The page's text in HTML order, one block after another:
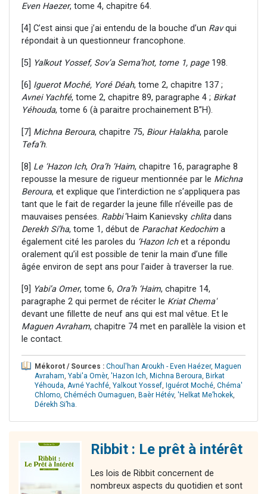
Even Haezer, tome 4, chapitre 64.
[4] C’est ainsi que j’ai entendu de la bouche d’un Ravqui
répondait à un questionneur francophone.
[5] Yalkout Yossef, Sov’a Sema’hot, tome 1, page198.
[6] Iguerot Moché, Yoré Déah, tome 2, chapitre 137 ;
Avnei Yachfé, tome 2, chapitre 89, paragraphe 4 ; Birkat
Yéhouda, tome 6 (à paraitre prochainement B’’H).
[7] Michna Beroura, chapitre 75, Biour Halakha, parole
Tefa’h.
[8] Le ‘Hazon Ich, Ora’h ‘Haim, chapitre 16, paragraphe 8
repousse la mesure de rigueur mentionnée par le Michna
Beroura, et explique que l’interdiction ne s’appliquera pas
tant que le fait de regarder la jeune fille n’éveille pas de
mauvaises pensées. Rabbi‘Haim Kanievsky chlitadans
Derekh Si’ha, tome 1, début de Parachat Kedochim a
également cité les paroles du ‘Hazon Ichet a répondu
oralement qu’il est possible de tenir la main d’une fille
âgée environ de sept ans pour l’aider à traverser la rue.
[9] Yabi’a Omer, tome 6, Ora’h ‘Haim, chapitre 14,
paragraphe 2 qui permet de réciter le Kriat Chema'
devant une fillette de neuf ans qui est mal vêtue. Et le
Maguen Avraham, chapitre 74 met en parallèle la vision et
le contact.
Mékorot / Sources : Choul'han Aroukh - Even Haézer, Maguen
Avraham, Yabi'a Omèr, 'Hazon Ich, Michna Beroura, Birkat
Yéhouda, Avné Yachfé, Yalkout Yossef, Iguérot Moché, Chéma'
Chlomo, Chéméch Oumaguen, Baèr Hétév, 'Helkat Me’hokek,
Dérekh Si’ha.
Ribbit : Le prêt à intérêt
Les lois de Ribbit concernent de
nombreux aspects du quotidien et sont